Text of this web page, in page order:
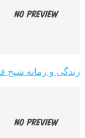
زندگی و زمانه شیخ